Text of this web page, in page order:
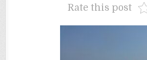
Rate this post